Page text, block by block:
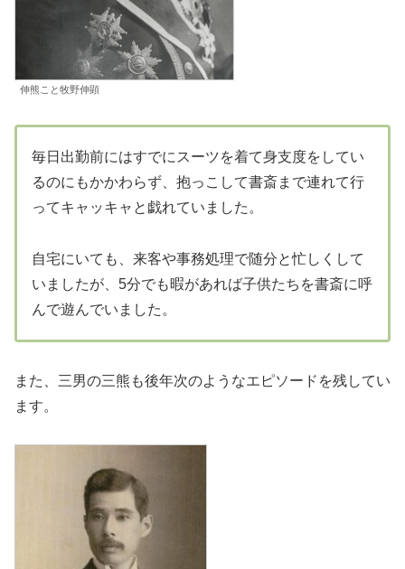
伸熊こと牧野伸顕
毎日出勤前にはすでにスーツを着て身支度をしてい
るのにもかかわらず、抱っこして書斎まで連れて行
ってキャッキャと戯れていました。
自宅にいても、来客や事務処理で随分と忙しくして
いましたが、5分でも暇があれば子供たちを書斎に呼
んで遊んでいました。
また、三男の三熊も後年次のようなエピソードを残してい
ます。